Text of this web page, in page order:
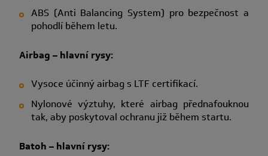
ABS (Anti Balancing System) pro bezpečnost a
pohodlí během letu.
Airbag – hlavní rysy:
Vysoce účinný airbag s LTF certifikací.
Nylonové výztuhy, které airbag přednafouknou
tak, aby poskytoval ochranu již během startu.
Batoh – hlavní rysy: